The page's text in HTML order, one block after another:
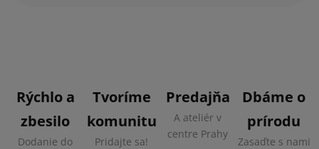
Rýchlo a
zbesilo
Dodanie do
Tvoríme
komunitu
Pridajte sa!
Predajňa
A ateliér v
centre Prahy
Dbáme o
prírodu
Zasaďte s nami